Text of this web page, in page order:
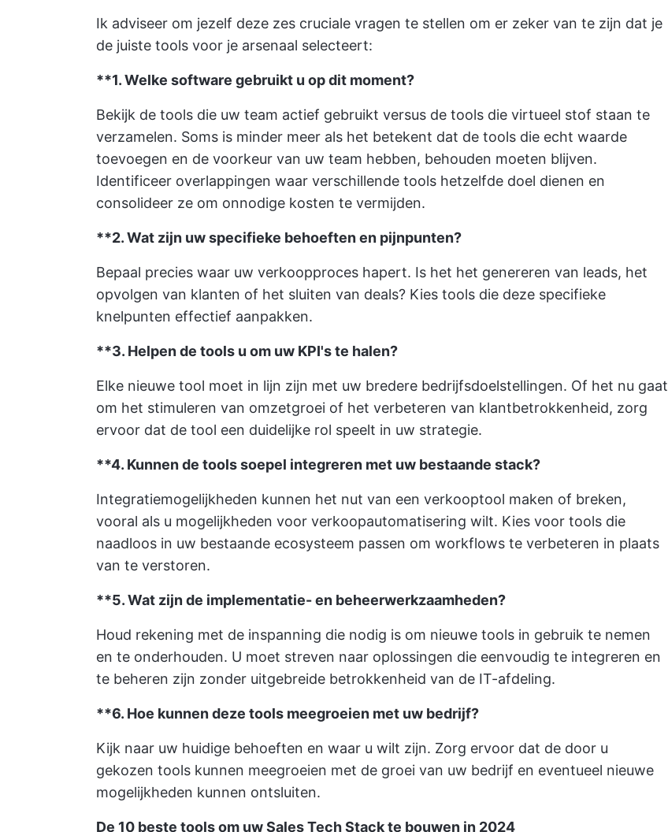
Ik adviseer om jezelf deze zes cruciale vragen te stellen om er zeker van te zijn dat je
de juiste tools voor je arsenaal selecteert:
**1. Welke software gebruikt u op dit moment?
Bekijk de tools die uw team actief gebruikt versus de tools die virtueel stof staan te
verzamelen. Soms is minder meer als het betekent dat de tools die echt waarde
toevoegen en de voorkeur van uw team hebben, behouden moeten blijven.
Identificeer overlappingen waar verschillende tools hetzelfde doel dienen en
consolideer ze om onnodige kosten te vermijden.
**2. Wat zijn uw specifieke behoeften en pijnpunten?
Bepaal precies waar uw verkoopproces hapert. Is het het genereren van leads, het
opvolgen van klanten of het sluiten van deals? Kies tools die deze specifieke
knelpunten effectief aanpakken.
**3. Helpen de tools u om uw KPI's te halen?
Elke nieuwe tool moet in lijn zijn met uw bredere bedrijfsdoelstellingen. Of het nu gaat
om het stimuleren van omzetgroei of het verbeteren van klantbetrokkenheid, zorg
ervoor dat de tool een duidelijke rol speelt in uw strategie.
**4. Kunnen de tools soepel integreren met uw bestaande stack?
Integratiemogelijkheden kunnen het nut van een verkooptool maken of breken,
vooral als u mogelijkheden voor verkoopautomatisering wilt. Kies voor tools die
naadloos in uw bestaande ecosysteem passen om workflows te verbeteren in plaats
van te verstoren.
**5. Wat zijn de implementatie- en beheerwerkzaamheden?
Houd rekening met de inspanning die nodig is om nieuwe tools in gebruik te nemen
en te onderhouden. U moet streven naar oplossingen die eenvoudig te integreren en
te beheren zijn zonder uitgebreide betrokkenheid van de IT-afdeling.
**6. Hoe kunnen deze tools meegroeien met uw bedrijf?
Kijk naar uw huidige behoeften en waar u wilt zijn. Zorg ervoor dat de door u
gekozen tools kunnen meegroeien met de groei van uw bedrijf en eventueel nieuwe
mogelijkheden kunnen ontsluiten.
De 10 beste tools om uw Sales Tech Stack te bouwen in 2024